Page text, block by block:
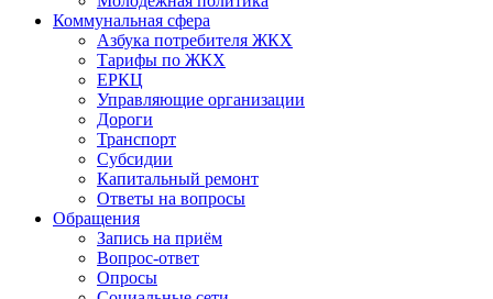
Коммунальная сфера
Азбука потребителя ЖКХ
Тарифы по ЖКХ
ЕРКЦ
Управляющие организации
Дороги
Транспорт
Субсидии
Капитальный ремонт
Ответы на вопросы
Обращения
Запись на приём
Вопрос-ответ
Опросы